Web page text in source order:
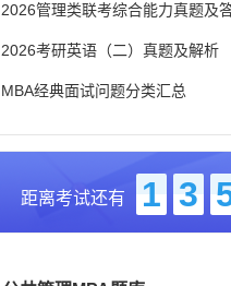
2026管理类联考综合能力真题及
2026考研英语（二）真题及解析
MBA经典面试问题分类汇总
2017-2025近九年各科真题及详
考研英语（二）试题库
2027写作备考攻略
距离考试还有 1 3